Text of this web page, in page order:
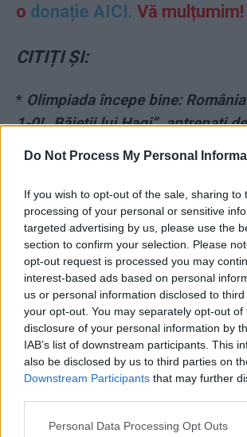
Do Not Process My Personal
If you wish to opt-out of the sale, sharing to
processing of your personal or sensitive
targeted advertising by us, please use the
section to confirm your selection. Please
opt-out request is processed you may
interest-based ads based on personal
us or personal information disclosed to
your opt-out. You may separately opt-out of
disclosure of your personal information by
IAB’s list of downstream participants. This
also be disclosed by us to third parties on
Downstream Participants that may further
Personal Data Processing Opt Outs
o donație AICI. Vă mulțumim!
CITIȚI ȘI:
* Olimpiada începe bine:
1-0! „Băieții lui Hagi”, antrenați
câștigat printr-un autogol. Mari
Spania – Egipt 0-0
*Revoluție în fotbal: FIFA
schimbări radicale în regulile
se bată cu piciorul, număr
schimbări…
*Italia e campioana Europei,
campioana Americii de Sud!